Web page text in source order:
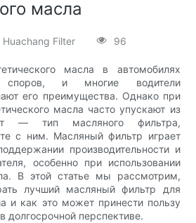
масла
Huachang Filter 96
масла в автомобилях
споров, и многие водители
его преимущества. Однако при
масла часто упускают из
— тип масляного фильтра,
с ним. Масляный фильтр играет
производительности и
особенно при использовании
В этой статье мы рассмотрим,
лучший масляный фильтр для
и как это может принести пользу
перспективе.